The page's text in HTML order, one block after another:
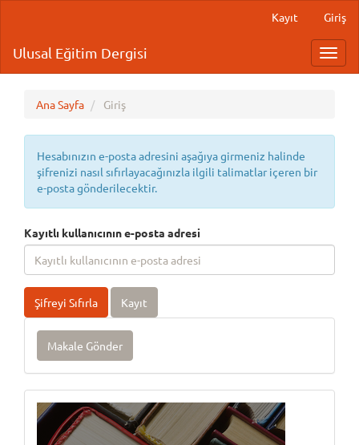
Content
Sidebar
Kayıt Giriş
Ulusal Eğitim Dergisi
Ana Sayfa Giriş
Hesabınızın e-posta adresini aşağıya girmeniz halinde
şifrenizi nasıl sıfırlayacağınızla ilgili talimatlar içeren bir
e-posta gönderilecektir.
Kayıtlı kullanıcının e-posta adresi
Şifreyi Sıfırla Kayıt
Makale
Gönder
Makale Gönder
Onlinebasım